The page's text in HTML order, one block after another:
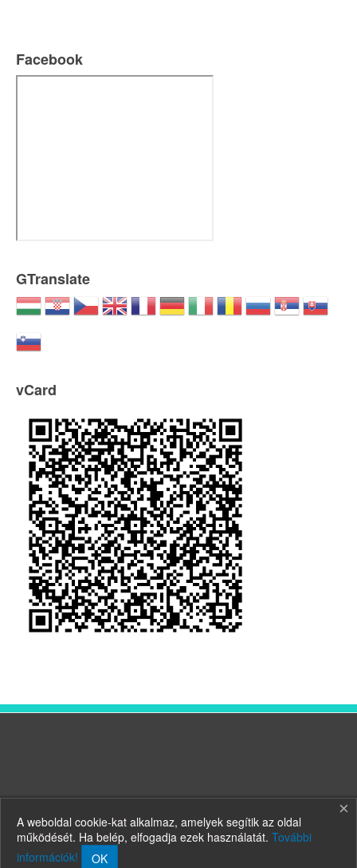
Facebook
GTranslate
vCard
×
A weboldal cookie-kat alkalmaz, amelyek segítik az oldal
működését. Ha belép, elfogadja ezek használatát. További
információk!
OK